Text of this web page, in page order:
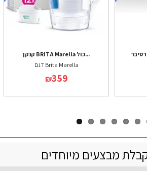
קנקן BRITA Marella כול...
דגם Brita Marella
₪359
מבצעים מיוחדים